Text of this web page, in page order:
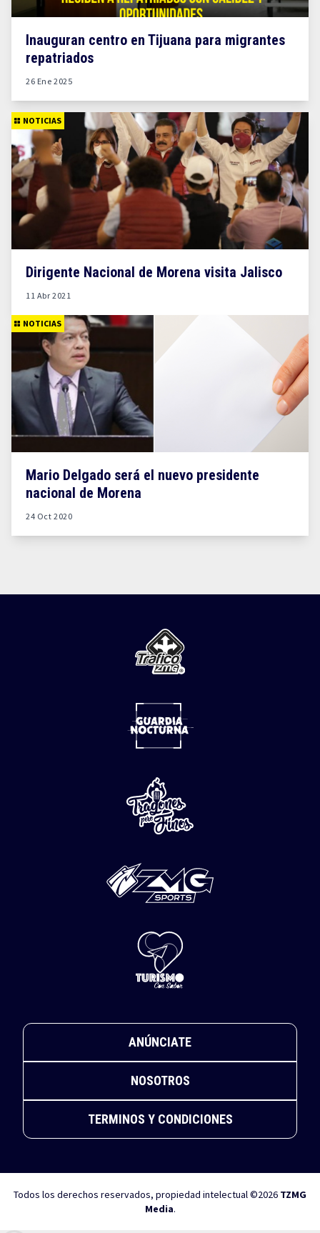
Inauguran centro en Tijuana para migrantes
repatriados
26 Ene 2025
NOTICIAS
Dirigente Nacional de Morena visita Jalisco
11 Abr 2021
NOTICIAS
Mario Delgado será el nuevo presidente
nacional de Morena
24 Oct 2020
ANÚNCIATE
NOSOTROS
TERMINOS Y CONDICIONES
Todos los derechos reservados, propiedad intelectual ©2026 TZMG
Media.